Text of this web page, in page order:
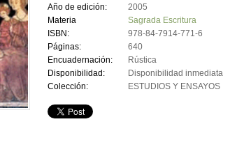
Año de edición:
2005
Materia
Sagrada Escritura
ISBN:
978-84-7914-771-6
Páginas:
640
Encuadernación:
Rústica
Disponibilidad:
Disponibilidad inmediata
Colección:
ESTUDIOS Y ENSAYOS